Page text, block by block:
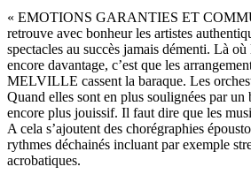
« EMOTIONS GARANTIES ET
retrouve avec bonheur les artistes
spectacles au succès jamais démenti. Là
encore davantage, c’est que les
MELVILLE cassent la baraque. Les
Quand elles sont en plus soulignées par un
encore plus jouissif. Il faut dire que les
A cela s’ajoutent des chorégraphies
rythmes déchainés incluant par exemple
acrobatiques.